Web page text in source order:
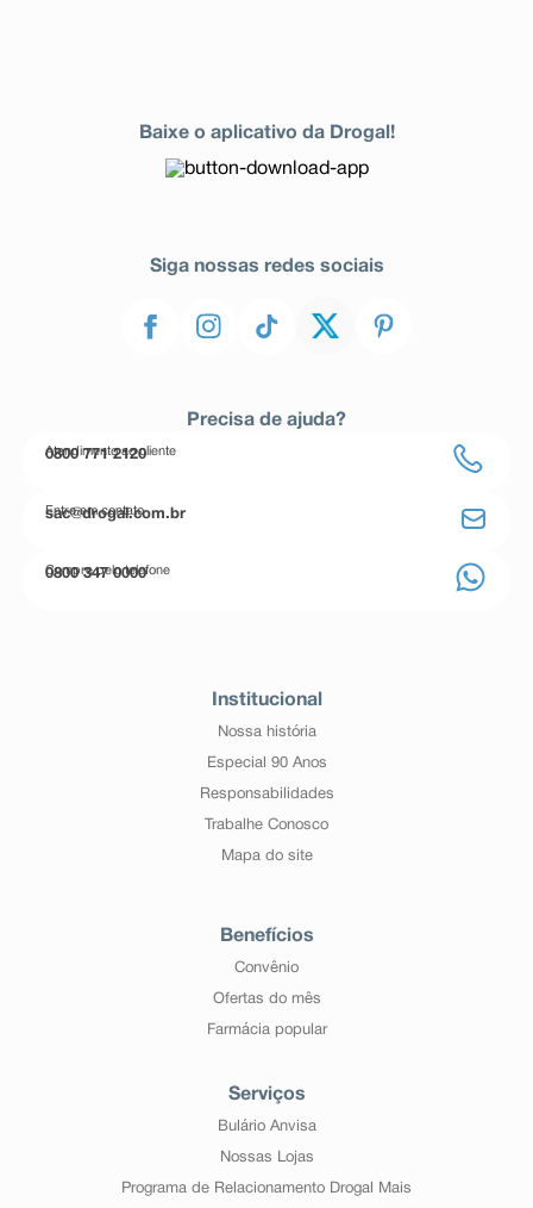
Baixe o aplicativo da Drogal!
Siga nossas redes sociais
Precisa de ajuda?
Atendimento ao cliente
0800 771 2120
Entre em contato
sac@drogal.com.br
Compre pelo telefone
0800 347 0000
Institucional
Nossa história
Especial 90 Anos
Responsabilidades
Trabalhe Conosco
Mapa do site
Benefícios
Convênio
Ofertas do mês
Farmácia popular
Serviços
Bulário Anvisa
Nossas Lojas
Programa de Relacionamento Drogal Mais